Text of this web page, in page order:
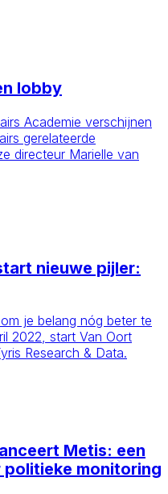
lobby
Academie verschijnen
gerelateerde
directeur Marielle van
nieuwe pijler:
je belang nóg beter te
2022, start Van Oort
Research & Data.
Metis: een
monitoring